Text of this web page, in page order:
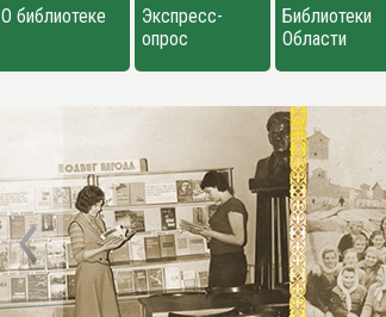
О библиотеке
Экспресс-
опрос
Библиотеки
Области